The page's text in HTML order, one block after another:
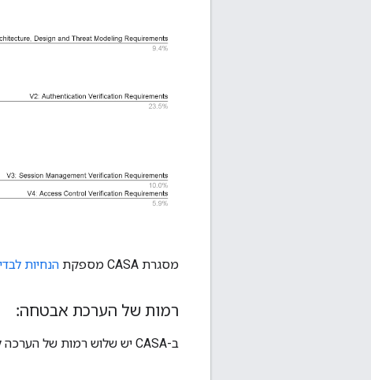
מסגרת CASA מספקת הנחיות
רמות של הערכת אבטחה:
ב-CASA יש שלוש רמות של הערכה לאפליקציות בענן